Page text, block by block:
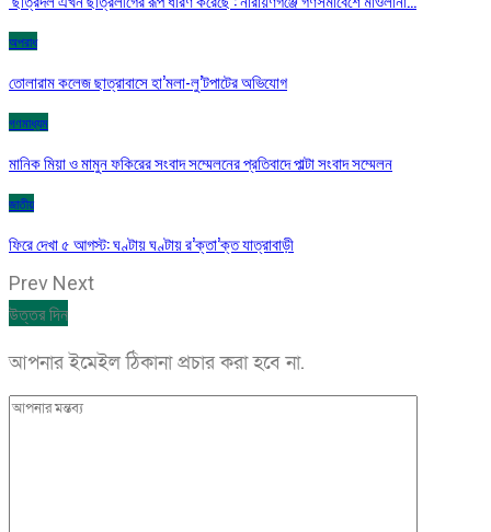
অপরাধ
তোলারাম কলেজ ছাত্রাবাসে হা’মলা-লু’টপাটের অভিযোগ
গণমাধ্যম
মানিক মিয়া ও মামুন ফকিরের সংবাদ সম্মেলনের প্রতিবাদে পাল্টা সংবাদ সম্মেলন
জাতীয়
ফিরে দেখা ৫ আগস্ট: ঘণ্টায় ঘণ্টায় র’ক্তা’ক্ত যাত্রাবাড়ী
Prev Next
উত্তর দিন
আপনার ইমেইল ঠিকানা প্রচার করা হবে না.